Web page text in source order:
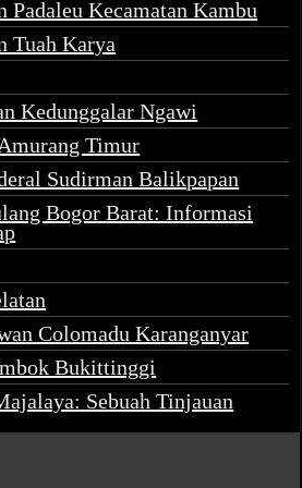
Padaleu Kecamatan Kambu
Tuah Karya
Kedunggalar Ngawi
Timur
Sudirman Balikpapan
Bogor Barat: Informasi
Colomadu Karanganyar
Bukittinggi
Sebuah Tinjauan